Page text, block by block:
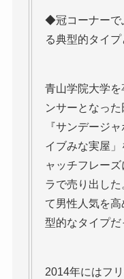
◆冠コーナーで
る典型的タイ
青山学院大学
ンサーとなっ
『サンデージ
イブみな実屋」
ャッチフレー
ラで売り出し
て男性人気を
型的なタイプだ
2014年にはフ